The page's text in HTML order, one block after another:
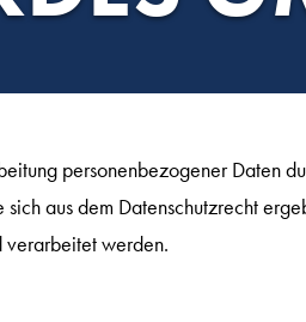
personenbezogener Daten
aus dem Datenschutzrecht
verarbeitet werden.